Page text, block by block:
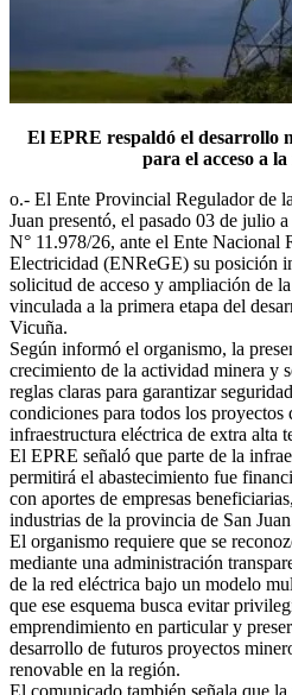
El EPRE respaldó el desarrollo
para el acceso a
o.- El Ente Provincial Regulador de
Juan presentó, el pasado 03 de julio
N° 11.978/26, ante el Ente Nacional
Electricidad (ENReGE) su posición
solicitud de acceso y ampliación de
vinculada a la primera etapa del
Vicuña.
Según informó el organismo, la
crecimiento de la actividad minera y
reglas claras para garantizar
condiciones para todos los proyectos
infraestructura eléctrica de extra alta
El EPRE señaló que parte de la
permitirá el abastecimiento fue
con aportes de empresas
industrias de la provincia de San
El organismo requiere que se
mediante una administración
de la red eléctrica bajo un modelo
que ese esquema busca evitar
emprendimiento en particular y
desarrollo de futuros proyectos
renovable en la región.
El comunicado también señala que